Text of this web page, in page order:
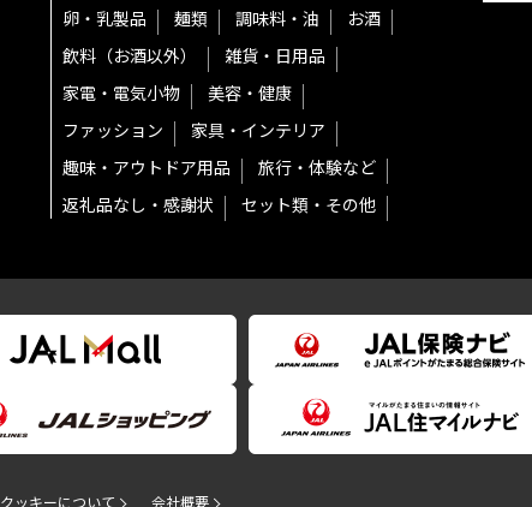
卵・乳製品
麺類 調味料・油
お酒
飲料（お酒以外）
雑貨・日用品
家電・電気小物
美容・健康
ファッション
家具・インテリア
趣味・アウトドア用品
旅行・体験など
返礼品なし・感謝状
セット類・その他
クッキーについて 会社概要